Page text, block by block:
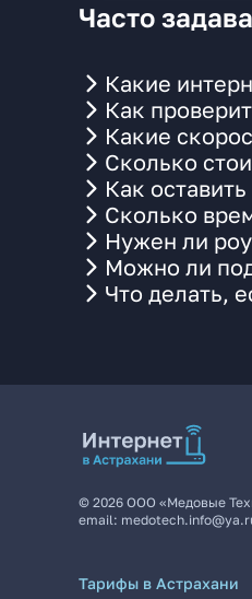
Часто
Какие
Как
Какие
Сколько
Как
Сколько
Нужен ли
Можно ли
Что делать,
© 2026 ООО «Медовые
email:
Тарифы в Астрахани